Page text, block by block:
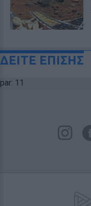
ΔΕΙΤΕ ΕΠΙΣΗΣ
par: 11